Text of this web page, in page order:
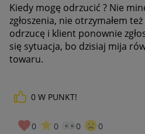
Kiedy mogę odrzucić ? Nie
zgłoszenia, nie otrzymałem
odrzucę i klient ponownie
się sytuacja, bo dzisiaj mija
towaru.
0 W PUNKT!
0 0 0 0